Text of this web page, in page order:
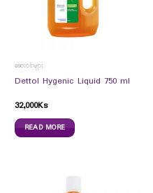
ဆေးဝါးများ
Dettol Hygenic Liquid 750 ml
32,000Ks
READ MORE